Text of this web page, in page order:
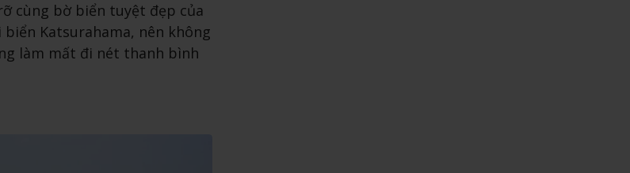
cùng bờ biển tuyệt đẹp của
Katsurahama, nên không
làm mất đi nét thanh bình